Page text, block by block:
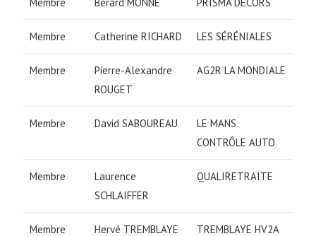
Membre Catherine RICHARD LES SÉRÉNIALES
Membre
Pierre-Alexandre
ROUGET
AG2R LA MONDIALE
Membre David SABOUREAU
LE MANS
CONTRÔLE AUTO
Membre
Laurence
SCHLAIFFER
QUALIRETRAITE
Membre Hervé TREMBLAYE TREMBLAYE HV2A